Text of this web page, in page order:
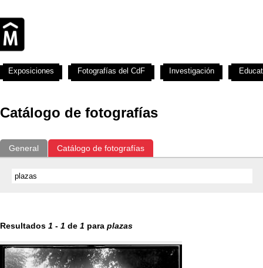
Catálogo de fotografías
General Catálogo de fotografías
Resultados 1 - 1 de 1 para plazas
Exposiciones Fotografías del CdF Investigación